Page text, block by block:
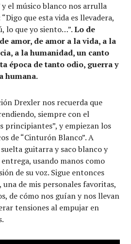
el músico blanco nos arrulla
que esta vida es llevadera,
lo que yo siento…”.Lo de
amor, de amor a la vida, a la
a la humanidad, un canto
época de tanto odio, guerra y
humana.
Drexler nos recuerda que
siempre con el
principiantes”, y empiezan los
de “Cinturón Blanco”. A
guitarra y saco blanco y
usando manos como
de su voz. Sigue entonces
una de mis personales favoritas,
de cómo nos guían y nos llevan
tensiones al empujar en